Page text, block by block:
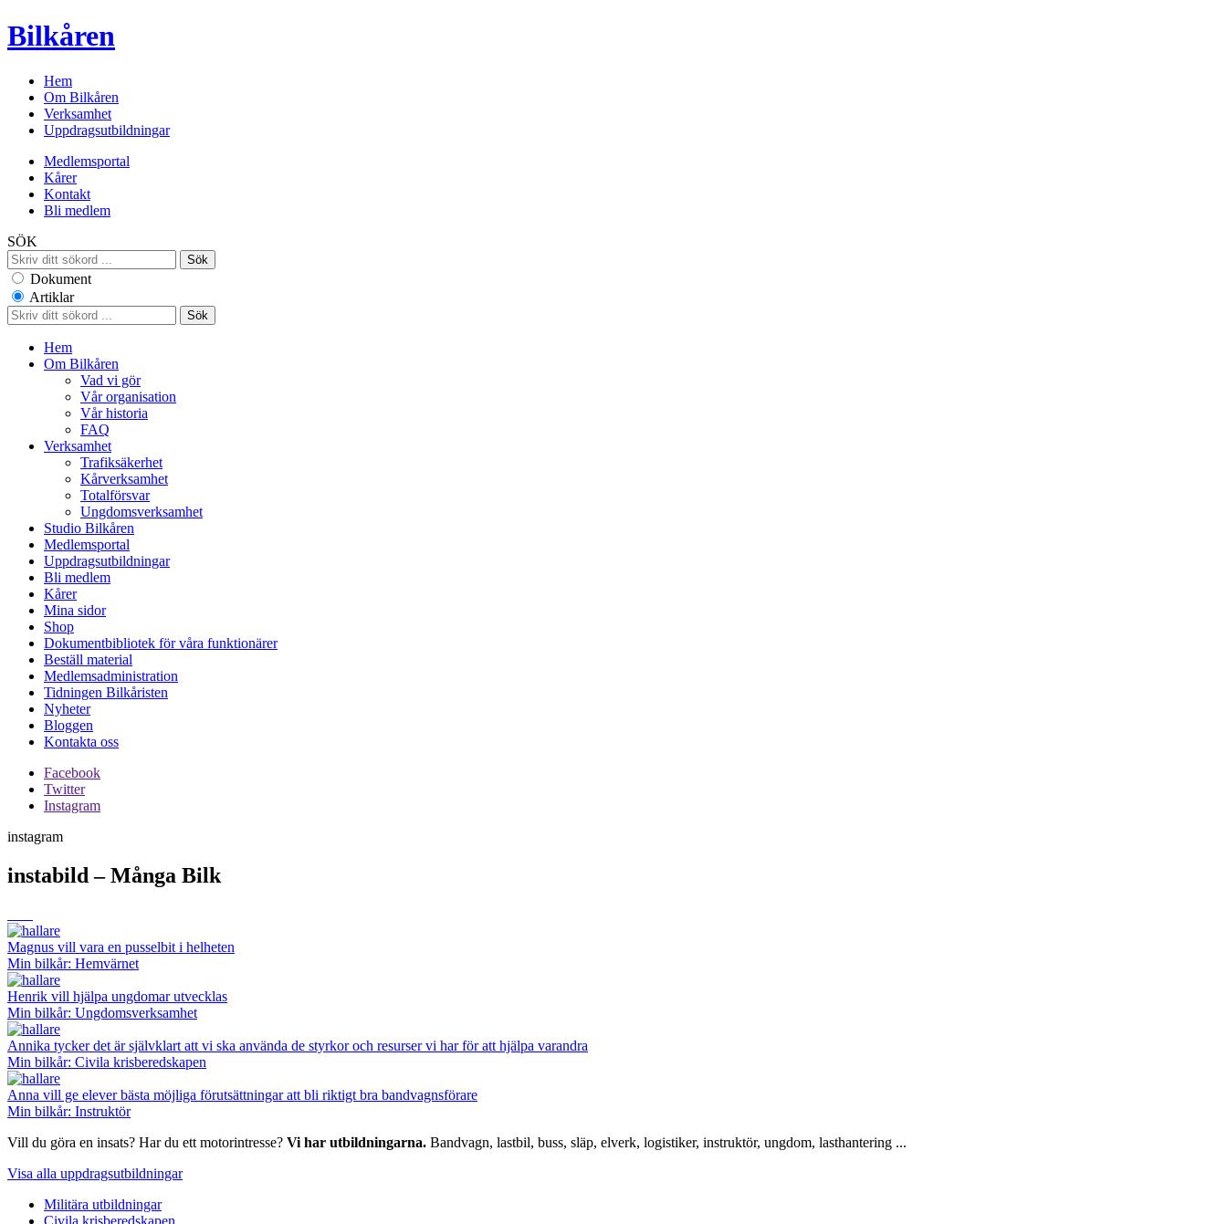
Bilkåren
Hem
Om Bilkåren
Verksamhet
Uppdragsutbildningar
Medlemsportal
Kårer
Kontakt
Bli medlem
SÖK
Dokument
Artiklar
Hem
Om Bilkåren
Vad vi gör
Vår organisation
Vår historia
FAQ
Verksamhet
Trafiksäkerhet
Kårverksamhet
Totalförsvar
Ungdomsverksamhet
Studio Bilkåren
Medlemsportal
Uppdragsutbildningar
Bli medlem
Kårer
Mina sidor
Shop
Dokumentbibliotek för våra funktionärer
Beställ material
Medlemsadministration
Tidningen Bilkåristen
Nyheter
Bloggen
Kontakta oss
Facebook
Twitter
Instagram
instagram
instabild – Många Bilk
Magnus vill vara en pusselbit i helheten
Min bilkår: Hemvärnet
Henrik vill hjälpa ungdomar utvecklas
Min bilkår: Ungdomsverksamhet
Annika tycker det är självklart att vi ska använda de styrkor och resurser vi har för att hjälpa varandra
Min bilkår: Civila krisberedskapen
Anna vill ge elever bästa möjliga förutsättningar att bli riktigt bra bandvagnsförare
Min bilkår: Instruktör
Vill du göra en insats? Har du ett motorintresse? Vi har utbildningarna. Bandvagn, lastbil, buss, släp, elverk, logistiker, instruktör, ungdom, lasthantering ...
Visa alla uppdragsutbildningar
Militära utbildningar
Civila krisberedskapen